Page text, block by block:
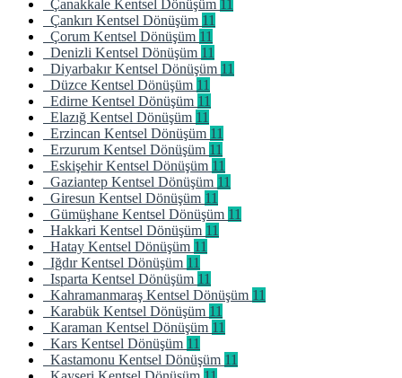
Çanakkale Kentsel Dönüşüm 11
Çankırı Kentsel Dönüşüm 11
Çorum Kentsel Dönüşüm 11
Denizli Kentsel Dönüşüm 11
Diyarbakır Kentsel Dönüşüm 11
Düzce Kentsel Dönüşüm 11
Edirne Kentsel Dönüşüm 11
Elazığ Kentsel Dönüşüm 11
Erzincan Kentsel Dönüşüm 11
Erzurum Kentsel Dönüşüm 11
Eskişehir Kentsel Dönüşüm 11
Gaziantep Kentsel Dönüşüm 11
Giresun Kentsel Dönüşüm 11
Gümüşhane Kentsel Dönüşüm 11
Hakkari Kentsel Dönüşüm 11
Hatay Kentsel Dönüşüm 11
Iğdır Kentsel Dönüşüm 11
Isparta Kentsel Dönüşüm 11
Kahramanmaraş Kentsel Dönüşüm 11
Karabük Kentsel Dönüşüm 11
Karaman Kentsel Dönüşüm 11
Kars Kentsel Dönüşüm 11
Kastamonu Kentsel Dönüşüm 11